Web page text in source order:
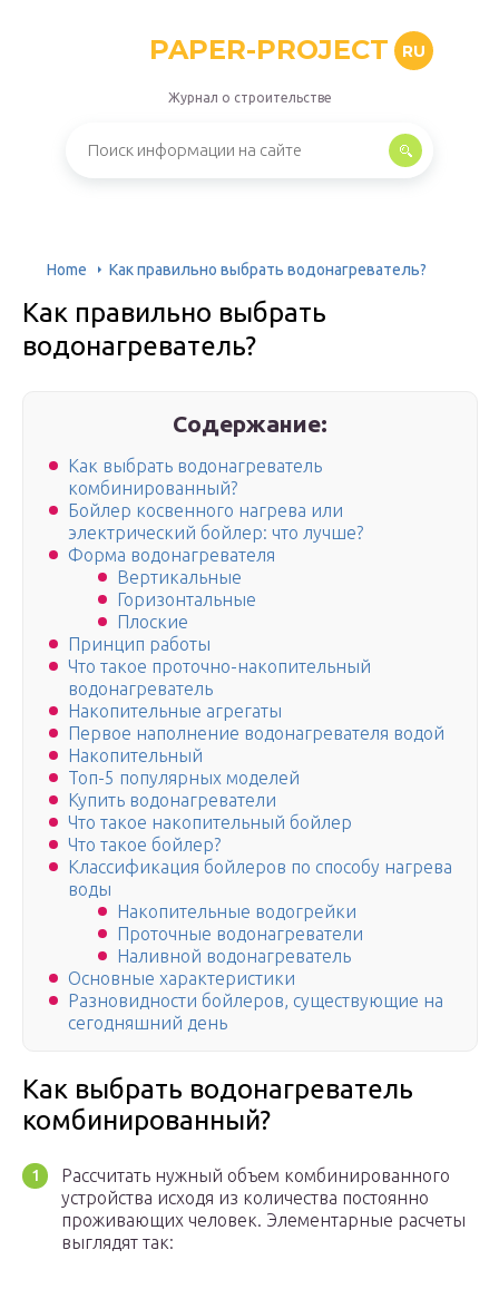
PAPER-PROJECT RU
Журнал о строительстве
Home Как правильно выбрать водонагреватель?
Как правильно выбрать
водонагреватель?
Содержание:
Как выбрать водонагреватель
комбинированный?
Бойлер косвенного нагрева или
электрический бойлер: что лучше?
Форма водонагревателя
Вертикальные
Горизонтальные
Плоские
Принцип работы
Что такое проточно-накопительный
водонагреватель
Накопительные агрегаты
Первое наполнение водонагревателя водой
Накопительный
Топ-5 популярных моделей
Купить водонагреватели
Что такое накопительный бойлер
Что такое бойлер?
Классификация бойлеров по способу нагрева
воды
Накопительные водогрейки
Проточные водонагреватели
Наливной водонагреватель
Основные характеристики
Разновидности бойлеров, существующие на
сегодняшний день
Как выбрать водонагреватель
комбинированный?
Рассчитать нужный объем комбинированного
устройства исходя из количества постоянно
проживающих человек. Элементарные расчеты
выглядят так: